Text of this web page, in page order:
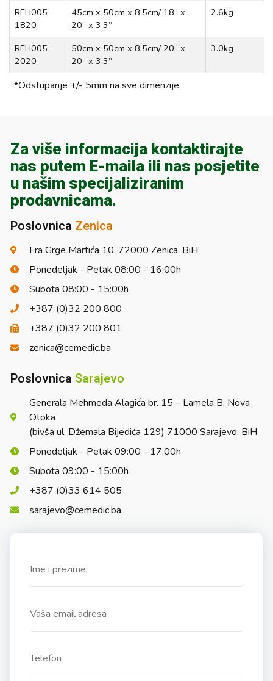
REH005-
1820
45cm x 50cm x 8.5cm/ 18” x
20” x 3.3”
2.6kg
REH005-
2020
50cm x 50cm x 8.5cm/ 20” x
20” x 3.3”
3.0kg
*Odstupanje +/- 5mm na sve dimenzije.
Za više informacija kontaktirajte
nas putem E-maila ili nas posjetite
u našim specijaliziranim
prodavnicama.
Poslovnica Zenica
Fra Grge Martića 10, 72000 Zenica, BiH
Ponedeljak - Petak 08:00 - 16:00h
Subota 08:00 - 15:00h
+387 (0)32 200 800
+387 (0)32 200 801
zenica@cemedic.ba
Poslovnica Sarajevo
Generala Mehmeda Alagića br. 15 – Lamela B, Nova
Otoka
(bivša ul. Džemala Bijedića 129) 71000 Sarajevo, BiH
Ponedeljak - Petak 09:00 - 17:00h
Subota 09:00 - 15:00h
+387 (0)33 614 505
sarajevo@cemedic.ba